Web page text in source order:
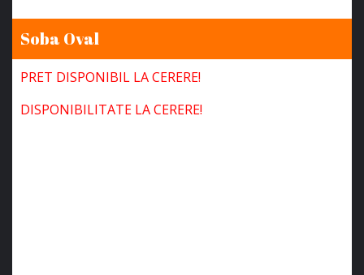
Soba Oval
PRET DISPONIBIL LA CERERE!
DISPONIBILITATE LA CERERE!